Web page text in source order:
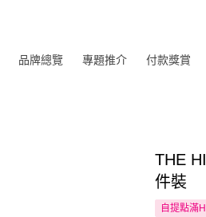
品牌總覽 專題推介 付款獎賞
THE
件裝
自提點滿